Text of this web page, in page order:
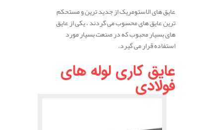
عایق های الاستومریک از جدید ترین و مستحکم
ترین عایق های محسوب می گردند ، یکی از عایق
های بسیار محبوب که در صنعت بسیار مورد
استفاده قرار می گیرد.
عایق کاری لوله های
فولادی